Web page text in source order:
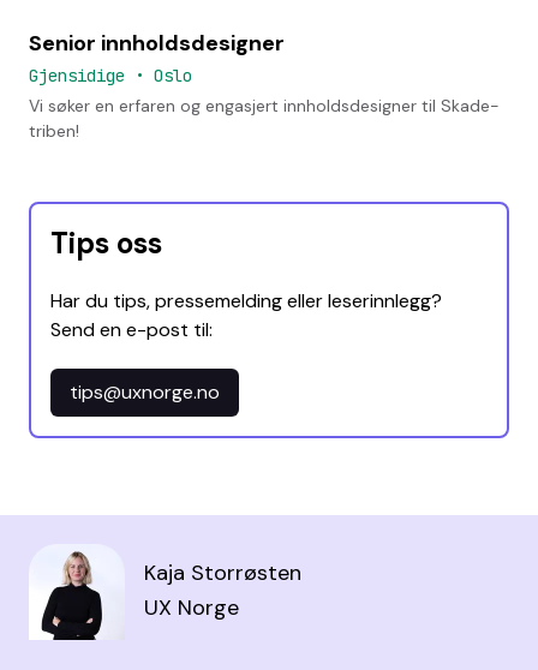
Senior innholdsdesigner
Gjensidige • Oslo
Vi søker en erfaren og engasjert innholdsdesigner til Skade-
triben!
Tips oss
Har du tips, pressemelding eller leserinnlegg?
Send en e-post til:
tips@uxnorge.no
Kaja Storrøsten
UX Norge